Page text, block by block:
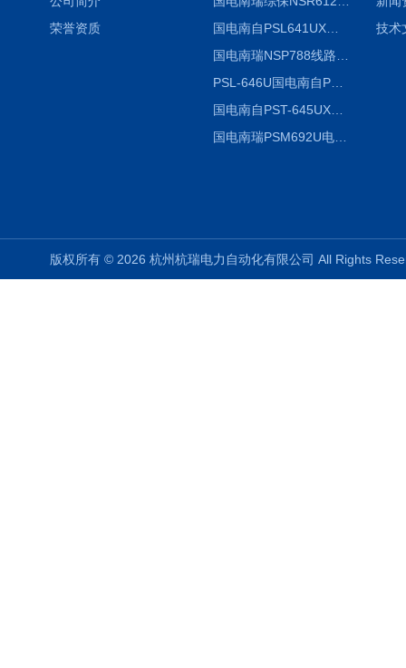
荣誉资质
国电南自PSL641UX使用说明书
PSL-646U国电南自PSL646U综合保护装置
国电南自PST-645UX微机综保
国电南瑞PSM692U电动保护装置
技术
版权所有 © 2026 杭州杭瑞电力自动化有限公司 All Rights